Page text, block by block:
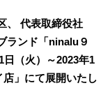
、 代表取締役社
ランド「ninalu９
日（火）～2023年1
」にて展開いたし